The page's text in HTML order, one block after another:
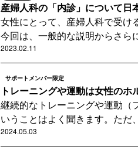
産婦人科の「内診」について日
女性にとって、産婦人科で受け
今回は、一般的な説明からさら
2023.02.11
サポートメンバー限定
トレーニングや運動は女性の
継続的なトレーニングや運動（
いうことはよく聞きます。ただ
2024.05.03